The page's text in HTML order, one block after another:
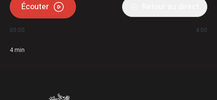
Écouter
00:00 4:00
4min